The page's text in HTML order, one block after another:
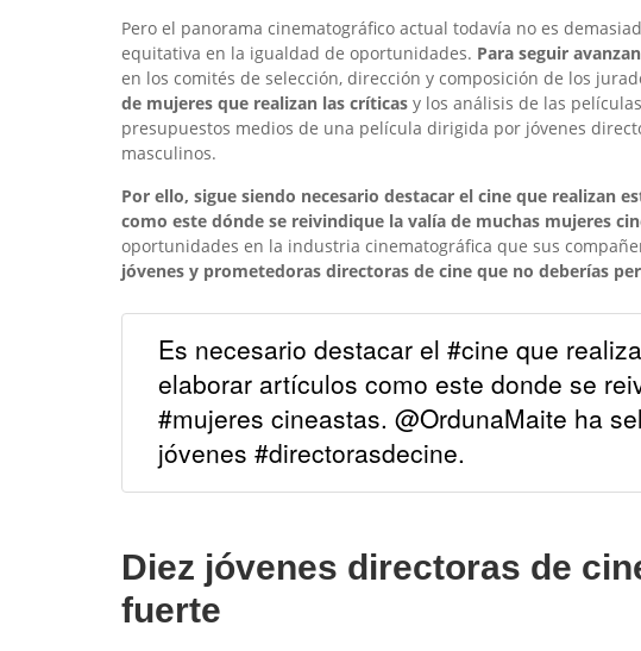
Pero el panorama cinematográfico actual todavía no es
equitativa en la igualdad de oportunidades. Para seguir
en los comités de selección, dirección y composición de los
de mujeres que realizan las críticas y los análisis de las
presupuestos medios de una película dirigida por jóvenes
masculinos.
Por ello, sigue siendo necesario destacar el cine que realizan
como este dónde se reivindique la valía de muchas mujeres
oportunidades en la industria cinematográfica que sus
jóvenes y prometedoras directoras de cine que no deberías
Es necesario destacar el #cine que
elaborar artículos como este donde se
#mujeres cineastas. @OrdunaMaite ha
jóvenes #directorasdecine.
Diez jóvenes directoras de
fuerte